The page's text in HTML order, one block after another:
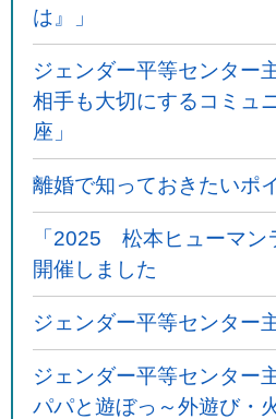
は』」
ジェンダー平等センター
相手も大切にするコミュ
座」
離婚で知っておきたいポ
「2025 松本ヒューマン
開催しました
ジェンダー平等センター
ジェンダー平等センター
パパと遊ぼっ～外遊び・